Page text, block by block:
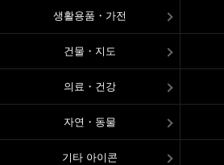
생활용품・가전
건물・지도
의료・건강
자연・동물
기타 아이콘